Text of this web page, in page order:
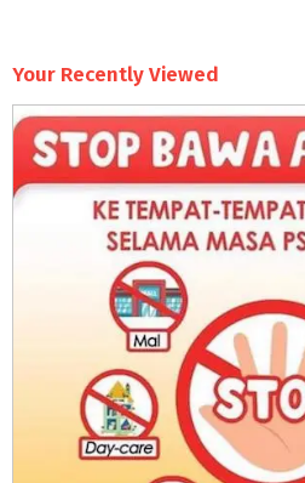
Your Recently Viewed